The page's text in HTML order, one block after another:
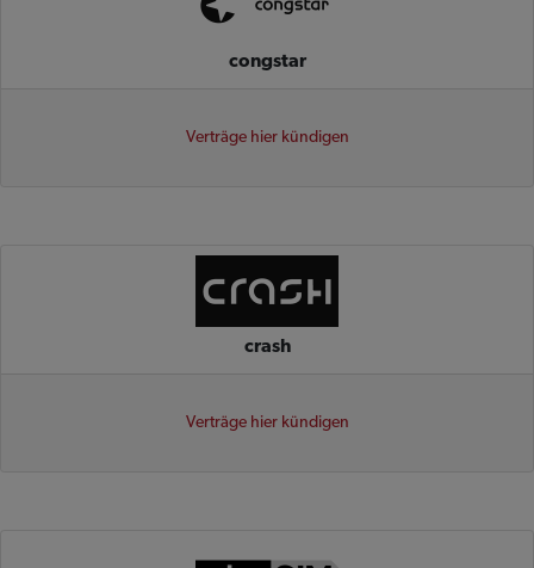
congstar
Verträge hier kündigen
crash
Verträge hier kündigen